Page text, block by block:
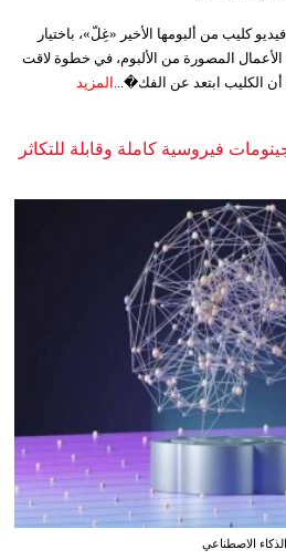
كليب من ألبومها الأخير «غِلّ»، باختيار
الأعمال المصورة من الألبوم، في خطوة لاقت
الكليب ابتعد عن الفك�... المزيد
فيروسية كاملة وقابلة للتكاثر
الذكاء الاصطناعي